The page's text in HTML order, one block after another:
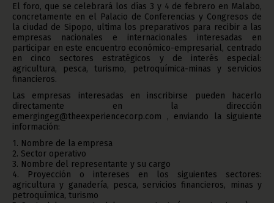
El foro, que se celebrará los días 3 y 4 de febrero en Malabo,
concretamente en el Palacio de Conferencias y Congresos de
la ciudad de Sipopo, ultima los preparativos para recibir a las
empresas nacionales e internacionales interesadas en
participar en este encuentro económico-empresarial, centrado
en cinco sectores estratégicos y de interés especial:
agricultura, pesca, turismo, petroquímica-minas y servicios
financieros.
Las empresas interesadas en inscribirse pueden hacerlo
directamente en la dirección
emergingeg@theexperiencecorp.com , enviando la siguiente
información:
1. Nombre de la empresa
2. Sector operativo
3. Nombre del representante y su cargo
4. Proyección o intereses en los siguientes sectores:
agricultura y ganadería, pesca, servicios financieros, minas y
petroquímica, turismo